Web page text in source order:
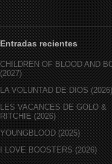
Entradas recientes
CHILDREN OF BLOOD AND
(2027)
LA VOLUNTAD DE DIOS (2026)
LES VACANCES DE GOLO &
RITCHIE (2026)
YOUNGBLOOD (2025)
I LOVE BOOSTERS (2026)